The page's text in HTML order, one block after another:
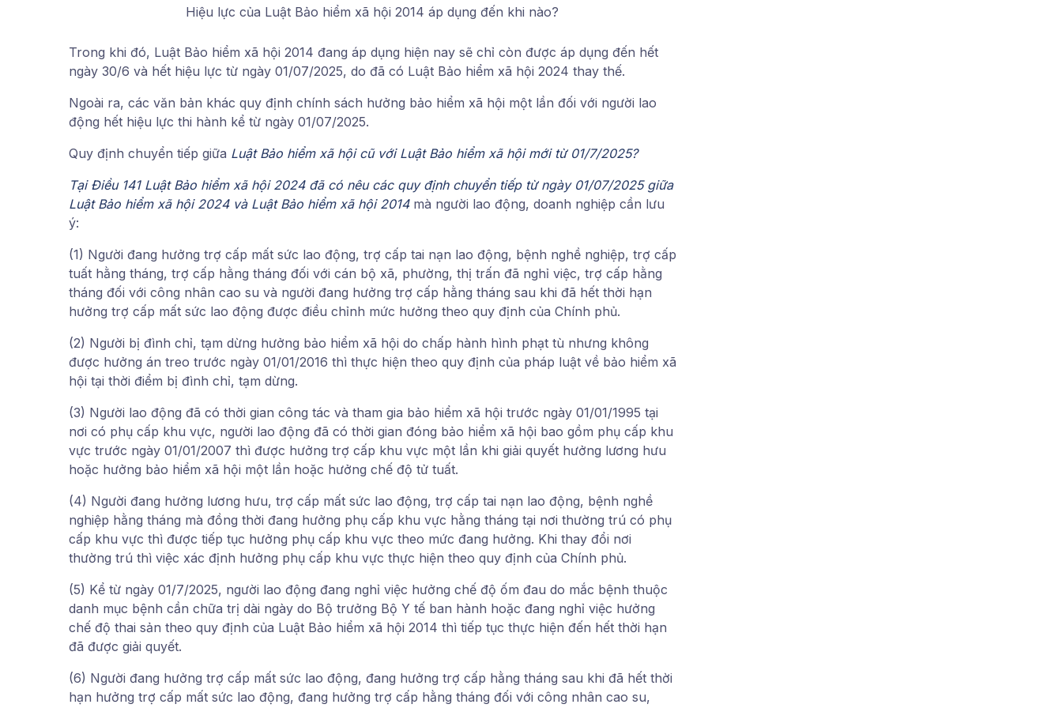
Hiệu lực của Luật Bảo hiểm xã hội 2014 áp dụng đến khi nào?
Trong khi đó, Luật Bảo hiểm xã hội 2014 đang áp dụng hiện nay sẽ chỉ còn được áp dụng đến hết
ngày 30/6 và hết hiệu lực từ ngày 01/07/2025, do đã có Luật Bảo hiểm xã hội 2024 thay thế.
Ngoài ra, các văn bản khác quy định chính sách hưởng bảo hiểm xã hội một lần đối với người lao
động hết hiệu lực thi hành kể từ ngày 01/07/2025.
Quy định chuyển tiếp giữa Luật Bảo hiểm xã hội cũ với Luật Bảo hiểm xã hội mới từ 01/7/2025?
Tại Điều 141 Luật Bảo hiểm xã hội 2024 đã có nêu các quy định chuyển tiếp từ ngày 01/07/2025 giữa
Luật Bảo hiểm xã hội 2024 và Luật Bảo hiểm xã hội 2014 mà người lao động, doanh nghiệp cần lưu
ý:
(1) Người đang hưởng trợ cấp mất sức lao động, trợ cấp tai nạn lao động, bệnh nghề nghiệp, trợ cấp
tuất hằng tháng, trợ cấp hằng tháng đối với cán bộ xã, phường, thị trấn đã nghỉ việc, trợ cấp hằng
tháng đối với công nhân cao su và người đang hưởng trợ cấp hằng tháng sau khi đã hết thời hạn
hưởng trợ cấp mất sức lao động được điều chỉnh mức hưởng theo quy định của Chính phủ.
(2) Người bị đình chỉ, tạm dừng hưởng bảo hiểm xã hội do chấp hành hình phạt tù nhưng không
được hưởng án treo trước ngày 01/01/2016 thì thực hiện theo quy định của pháp luật về bảo hiểm xã
hội tại thời điểm bị đình chỉ, tạm dừng.
(3) Người lao động đã có thời gian công tác và tham gia bảo hiểm xã hội trước ngày 01/01/1995 tại
nơi có phụ cấp khu vực, người lao động đã có thời gian đóng bảo hiểm xã hội bao gồm phụ cấp khu
vực trước ngày 01/01/2007 thì được hưởng trợ cấp khu vực một lần khi giải quyết hưởng lương hưu
hoặc hưởng bảo hiểm xã hội một lần hoặc hưởng chế độ tử tuất.
(4) Người đang hưởng lương hưu, trợ cấp mất sức lao động, trợ cấp tai nạn lao động, bệnh nghề
nghiệp hằng tháng mà đồng thời đang hưởng phụ cấp khu vực hằng tháng tại nơi thường trú có phụ
cấp khu vực thì được tiếp tục hưởng phụ cấp khu vực theo mức đang hưởng. Khi thay đổi nơi
thường trú thì việc xác định hưởng phụ cấp khu vực thực hiện theo quy định của Chính phủ.
(5) Kể từ ngày 01/7/2025, người lao động đang nghỉ việc hưởng chế độ ốm đau do mắc bệnh thuộc
danh mục bệnh cần chữa trị dài ngày do Bộ trưởng Bộ Y tế ban hành hoặc đang nghỉ việc hưởng
chế độ thai sản theo quy định của Luật Bảo hiểm xã hội 2014 thì tiếp tục thực hiện đến hết thời hạn
đã được giải quyết.
(6) Người đang hưởng trợ cấp mất sức lao động, đang hưởng trợ cấp hằng tháng sau khi đã hết thời
hạn hưởng trợ cấp mất sức lao động, đang hưởng trợ cấp hằng tháng đối với công nhân cao su,